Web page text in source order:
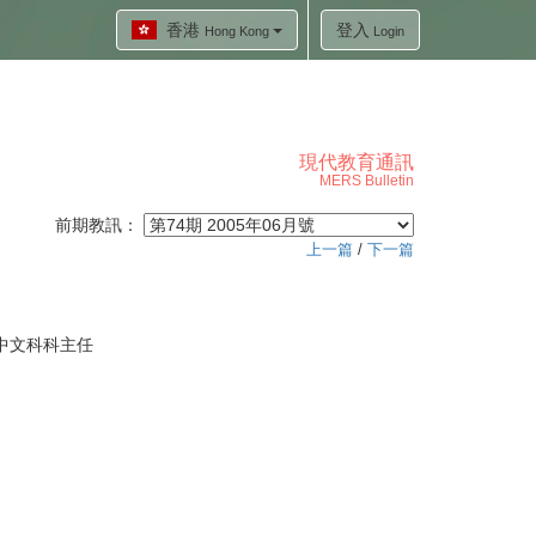
香港 Hong Kong 登入 Login
現代教育通訊
MERS Bulletin
前期教訊：
上一篇 / 下一篇
文科科主任